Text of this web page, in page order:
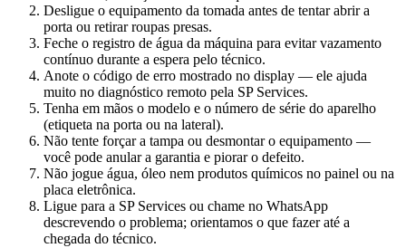
Desligue o equipamento da tomada antes de tentar abrir a
porta ou retirar roupas presas.
Feche o registro de água da máquina para evitar vazamento
contínuo durante a espera pelo técnico.
Anote o código de erro mostrado no display — ele ajuda
muito no diagnóstico remoto pela SP Services.
Tenha em mãos o modelo e o número de série do aparelho
(etiqueta na porta ou na lateral).
Não tente forçar a tampa ou desmontar o equipamento —
você pode anular a garantia e piorar o defeito.
Não jogue água, óleo nem produtos químicos no painel ou na
placa eletrônica.
Ligue para a SP Services ou chame no WhatsApp
descrevendo o problema; orientamos o que fazer até a
chegada do técnico.